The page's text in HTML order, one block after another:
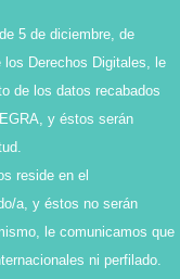
5 de diciembre, de
los Derechos Digitales, le
de los datos recabados
y éstos serán
reside en el
a, y éstos no serán
le comunicamos que
ni perfilado.